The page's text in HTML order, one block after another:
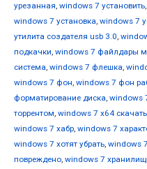
урезанная, windows 7 установить,
windows 7 установка, windows 7
утилита создателя usb 3.0,
подкачки, windows 7 файлдары
система, windows 7 флешка,
windows 7 фон, windows 7 фон
форматирование диска, windows
торрентом, windows 7 х64 скачать
windows 7 хабр, windows 7
windows 7 хотят убрать, windows
повреждено, windows 7